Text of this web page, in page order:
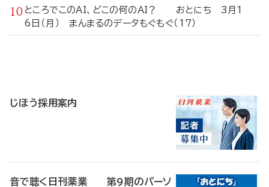
ところでこのAI、どこの何のAI？ おとにち 3月1
6日（月） まんまるのデータもぐもぐ（17）
じほう採用案内
音で聴く日刊薬業 第9期のパーソ